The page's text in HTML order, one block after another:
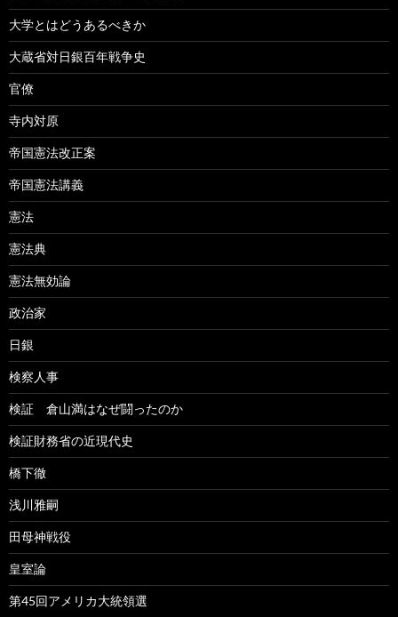
大学とはどうあるべきか
大蔵省対日銀百年戦争史
官僚
寺内対原
帝国憲法改正案
帝国憲法講義
憲法
憲法典
憲法無効論
政治家
日銀
検察人事
検証 倉山満はなぜ闘ったのか
検証財務省の近現代史
橋下徹
浅川雅嗣
田母神戦役
皇室論
第45回アメリカ大統領選